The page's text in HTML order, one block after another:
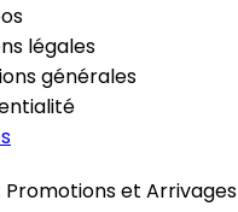
légales
générales
Promotions et Arrivages